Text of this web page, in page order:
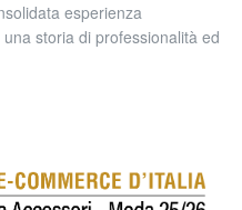
esperienza
storia di professionalità ed